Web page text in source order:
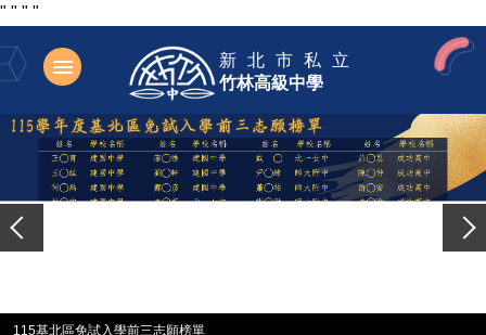
" " " "
跳
到
要
區
新北市私立
竹林高級中學
115基北區免試入學前三志願榜單